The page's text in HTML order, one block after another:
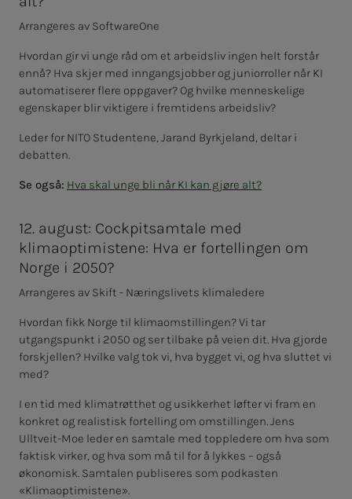
Arrangeres av SoftwareOne
Hvordan gir vi unge råd om et arbeidsliv ingen helt forstår
ennå? Hva skjer med inngangsjobber og juniorroller når KI
automatiserer flere oppgaver? Og hvilke menneskelige
egenskaper blir viktigere i fremtidens arbeidsliv?
Leder for NITO Studentene, Jarand Byrkjeland, deltar i
debatten.
Se også: Hva skal unge bli når KI kan gjøre alt?
12. august: Cockpitsamtale med
klimaoptimistene: Hva er fortellingen om
Norge i 2050?
Arrangeres av Skift - Næringslivets klimaledere
Hvordan fikk Norge til klimaomstillingen? Vi tar
utgangspunkt i 2050 og ser tilbake på veien dit. Hva gjorde
forskjellen? Hvilke valg tok vi, hva bygget vi, og hva sluttet vi
med?
I en tid med klimatrøtthet og usikkerhet løfter vi fram en
konkret og realistisk fortelling om omstillingen. Jens
Ulltveit-Moe leder en samtale med toppledere om hva som
faktisk virker, og hva som må til for å lykkes – også
økonomisk. Samtalen publiseres som podkasten
«Klimaoptimistene».